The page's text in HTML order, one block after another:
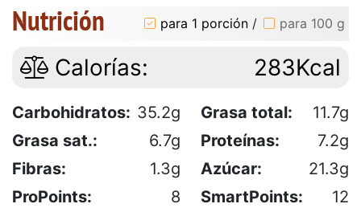
Nutrición para 1 porción / para 100 g
Calorías: 283Kcal
Carbohidratos: 35.2g Grasa total:
11.7g
Grasa sat.:
6.7g Proteínas:
7.2g
Fibras:
1.3g Azúcar:
21.3g
ProPoints:
8 SmartPoints: 12